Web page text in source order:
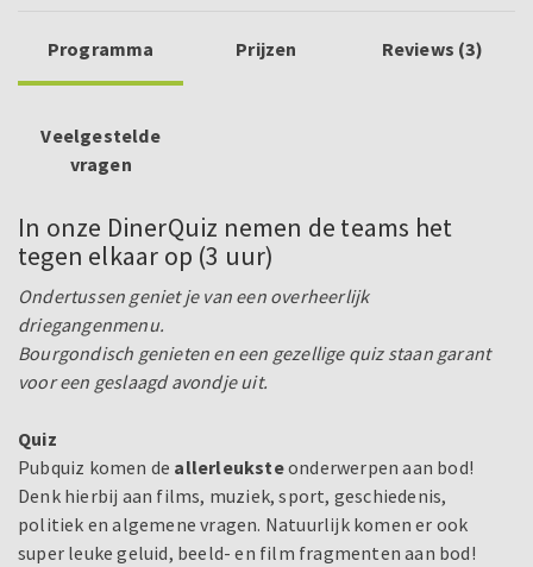
Programma Prijzen Reviews (3)
Veelgestelde
vragen
In onze DinerQuiz nemen de teams het
tegen elkaar op (3 uur)
Ondertussen geniet je van een overheerlijk
driegangenmenu.
Bourgondisch genieten en een gezellige quiz staan garant
voor een geslaagd avondje uit.
Quiz
Pubquiz komen de allerleuksteonderwerpen aan bod!
Denk hierbij aan films, muziek, sport, geschiedenis,
politiek en algemene vragen. Natuurlijk komen er ook
super leuke geluid, beeld- en film fragmenten aan bod!